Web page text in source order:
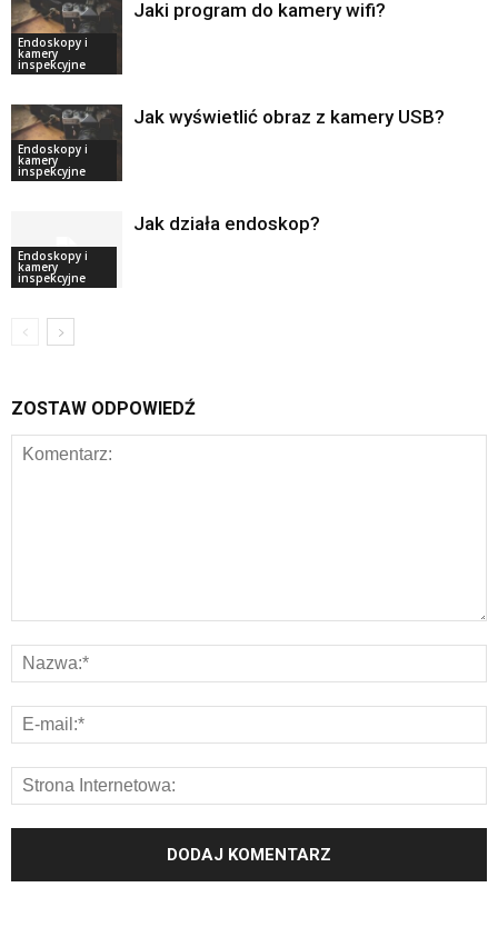
Endoskopy i
kamery
inspekcyjne
Jaki program do kamery wifi?
Endoskopy i
kamery
inspekcyjne
Jak wyświetlić obraz z kamery USB?
Endoskopy i
kamery
inspekcyjne
Jak działa endoskop?
ZOSTAW ODPOWIEDŹ